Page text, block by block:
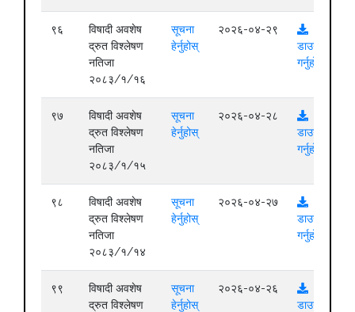
९६
विषादी अवशेष
द्रुत विश्लेषण
नतिजा
२०८३/१/१६
सूचना
हेर्नुहोस्
२०२६-०४-२९
डाउनलोड
गर्नुहोस्
९७
विषादी अवशेष
द्रुत विश्लेषण
नतिजा
२०८३/१/१५
सूचना
हेर्नुहोस्
२०२६-०४-२८
डाउनलोड
गर्नुहोस्
९८
विषादी अवशेष
द्रुत विश्लेषण
नतिजा
२०८३/१/१४
सूचना
हेर्नुहोस्
२०२६-०४-२७
डाउनलोड
गर्नुहोस्
९९
विषादी अवशेष
द्रुत विश्लेषण
सूचना
हेर्नुहोस्
२०२६-०४-२६
डाउनलोड